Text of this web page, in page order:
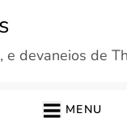
e devaneios de
MENU